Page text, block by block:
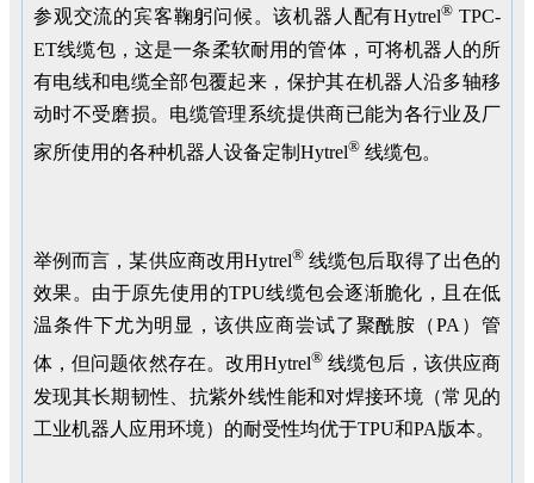
参观交流的宾客鞠躬问候。该机器人配有Hytrel® TPC-
ET线缆包，这是一条柔软耐用的管体，可将机器人的所
有电线和电缆全部包覆起来，保护其在机器人沿多轴移
动时不受磨损。电缆管理系统提供商已能为各行业及厂
家所使用的各种机器人设备定制Hytrel® 线缆包。
举例而言，某供应商改用Hytrel® 线缆包后取得了出色的
效果。由于原先使用的TPU线缆包会逐渐脆化，且在低
温条件下尤为明显，该供应商尝试了聚酰胺（PA）管
体，但问题依然存在。改用Hytrel® 线缆包后，该供应商
发现其长期韧性、抗紫外线性能和对焊接环境（常见的
工业机器人应用环境）的耐受性均优于TPU和PA版本。